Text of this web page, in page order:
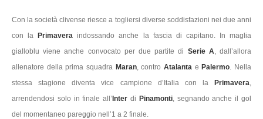
Con la società clivense riesce a togliersi diverse soddisfazioni nei due anni
con la
Primaveraindossando anche la fascia di capitano. In maglia
gialloblu viene anche convocato per due partite di Serie A, dall’allora
allenatore della prima squadra Maran, controAtalanta e Palermo. Nella
stessa stagione diventa vice campione d’Italia con la
Primavera,
arrendendosi solo in finale all’ Inter di Pinamonti, segnando anche il gol
del momentaneo pareggio nell’1 a 2 finale.